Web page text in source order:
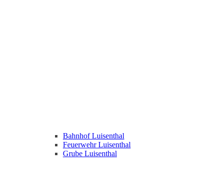
Bahnhof Luisenthal
Feuerwehr Luisenthal
Grube Luisenthal